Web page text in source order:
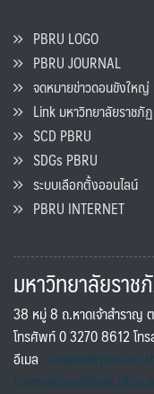
PBRU LOGO
PBRU JOURNAL
จดหมายข่าวดอนขังใหญ่
Link มหาวิทยาลัยราชภัฏ
SCD PBRU
SDGs PBRU
ระบบเลือกตั้งออนไลน์
PBRU INTERNET
มหาวิทยาลัยราช
38 หมู่ 8 ถ.หาดเจ้าสำราญ
โทรศัพท์ 0 3270 8612 โท
อีเมล